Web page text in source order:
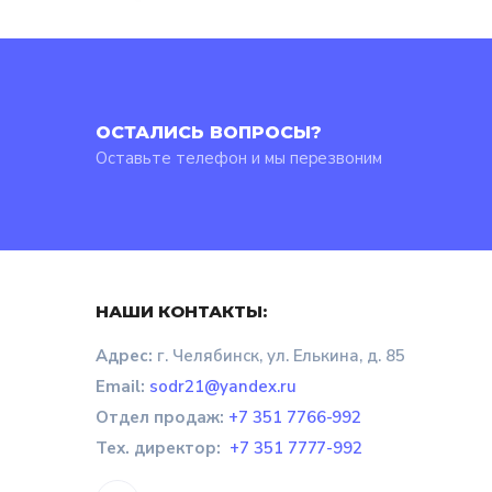
ОСТАЛИСЬ ВОПРОСЫ?
Оставьте телефон и мы перезвоним
НАШИ КОНТАКТЫ:
Адрес: г. Челябинск, ул. Елькина, д. 85
Email: sodr21@yandex.ru
Отдел продаж: +7 351 7766-992
Тех. директор: +7 351 7777-992